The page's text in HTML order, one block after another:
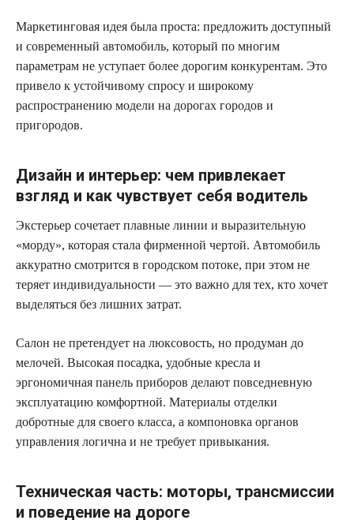
Маркетинговая идея была проста: предложить доступный
и современный автомобиль, который по многим
параметрам не уступает более дорогим конкурентам. Это
привело к устойчивому спросу и широкому
распространению модели на дорогах городов и
пригородов.
Дизайн и интерьер: чем привлекает
взгляд и как чувствует себя водитель
Экстерьер сочетает плавные линии и выразительную
«морду», которая стала фирменной чертой. Автомобиль
аккуратно смотрится в городском потоке, при этом не
теряет индивидуальности — это важно для тех, кто хочет
выделяться без лишних затрат.
Салон не претендует на люксовость, но продуман до
мелочей. Высокая посадка, удобные кресла и
эргономичная панель приборов делают повседневную
эксплуатацию комфортной. Материалы отделки
добротные для своего класса, а компоновка органов
управления логична и не требует привыкания.
Техническая часть: моторы, трансмиссии
и поведение на дороге